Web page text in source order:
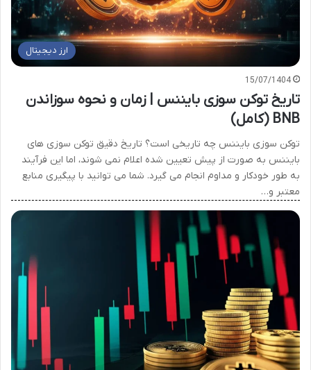
ارز دیجیتال
15/07/1404
تاریخ توکن سوزی بایننس | زمان و نحوه سوزاندن
BNB (کامل)
توکن سوزی بایننس چه تاریخی است؟ تاریخ دقیق توکن سوزی های
بایننس به صورت از پیش تعیین شده اعلام نمی شوند، اما این فرآیند
به طور خودکار و مداوم انجام می گیرد. شما می توانید با پیگیری منابع
معتبر و…